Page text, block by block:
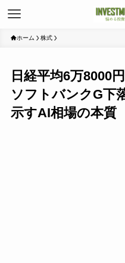
ホーム 株式
日経平均6万8000
ソフトバンクG下
示すAI相場の本質